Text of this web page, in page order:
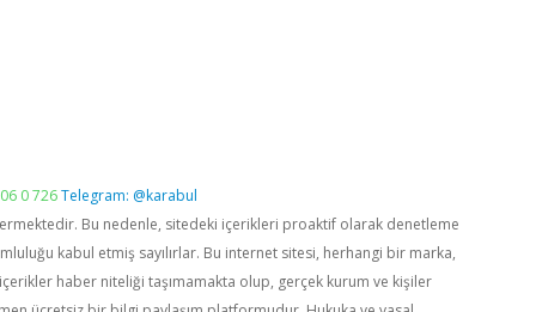
0 726Telegram: @karabul
Bu nedenle, sitedeki içerikleri proaktif olarak denetleme
kabul etmiş sayılırlar. Bu internet sitesi, herhangi bir marka,
haber niteliği taşımamakta olup, gerçek kurum ve kişiler